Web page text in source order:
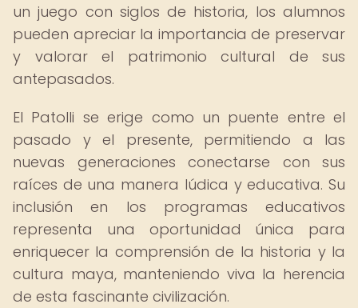
un juego con siglos de historia, los alumnos
pueden apreciar la importancia de preservar
y valorar el patrimonio cultural de sus
antepasados.
El Patolli se erige como un puente entre el
pasado y el presente, permitiendo a las
nuevas generaciones conectarse con sus
raíces de una manera lúdica y educativa. Su
inclusión en los programas educativos
representa una oportunidad única para
enriquecer la comprensión de la historia y la
cultura maya, manteniendo viva la herencia
de esta fascinante civilización.